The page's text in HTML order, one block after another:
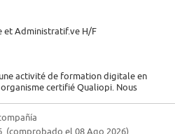
et Administratif.ve H/F
activité de formation digitale en
certifié Qualiopi. Nous
intégrer une équipe agile, à la croisée
(comprobado el 08 Ago 2026)